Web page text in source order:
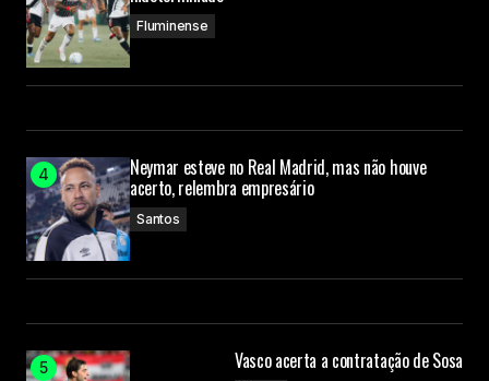
Fluminense
Neymar esteve no Real Madrid, mas não houve
acerto, relembra empresário
Santos
Vasco acerta a contratação de Sosa